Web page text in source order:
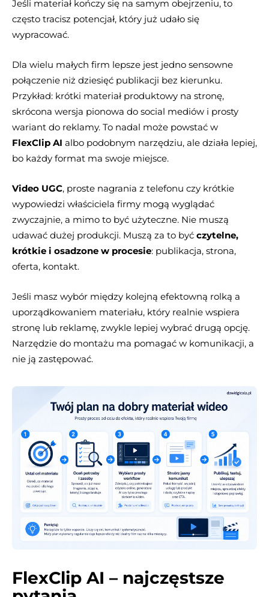
Jeśli materiał kończy się na samym obejrzeniu, to
często tracisz potencjał, który już udało się
wypracować.
Dla wielu małych firm lepsze jest jedno sensowne
połączenie niż dziesięć publikacji bez kierunku.
Przykład: krótki materiał produktowy na stronę,
skrócona wersja pionowa do social mediów i prosty
wariant do reklamy. To nadal może powstać w
FlexClip AI albo podobnym narzędziu, ale działa lepiej,
bo każdy format ma swoje miejsce.
Video UGC, proste nagrania z telefonu czy krótkie
wypowiedzi właściciela firmy mogą wyglądać
zwyczajnie, a mimo to być użyteczne. Nie muszą
udawać dużej produkcji. Muszą za to być czytelne,
krótkie i osadzone w procesie: publikacja, strona,
oferta, kontakt.
Jeśli masz wybór między kolejną efektowną rolką a
uporządkowaniem materiału, który realnie wspiera
stronę lub reklamę, zwykle lepiej wybrać drugą opcję.
Narzędzie do montażu ma pomagać w komunikacji, a
nie ją zastępować.
FlexClip AI – najczęstsze